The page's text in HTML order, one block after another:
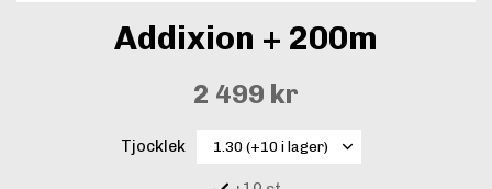
Addixion + 200m
2 499 kr
Tjocklek